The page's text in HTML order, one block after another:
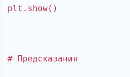
plt.show()
# Предсказания